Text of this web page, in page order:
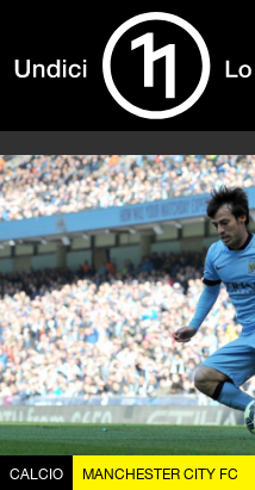
CALCIO MANCHESTER CITY FC